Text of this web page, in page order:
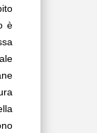
è